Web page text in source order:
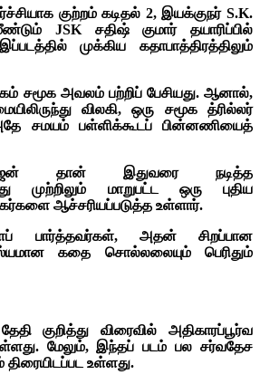
குற்றம் கடிதல் 2, இயக்குநர் S.K.
JSK சதிஷ் குமார் தயாரிப்பில்
முக்கிய கதாபாத்திரத்திலும்
சமூக அவலம் பற்றிப் பேசியது. ஆனால்,
விலகி, ஒரு சமூக த்ரில்லர்
சமயம் பள்ளிக்கூடப் பின்னணியைத்
தான் இதுவரை நடித்த
முற்றிலும் மாறுபட்ட ஒரு புதிய
ஆச்சரியப்படுத்த உள்ளார்.
பார்த்தவர்கள், அதன் சிறப்பான
கதை சொல்லலையும் பெரிதும்
குறித்து விரைவில் அதிகாரப்பூர்வ
மேலும், இந்தப் படம் பல சர்வதேச
திரையிடப்பட உள்ளது.